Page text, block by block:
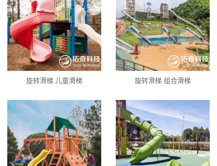
旋转滑梯 儿童滑梯 旋转滑梯 组合滑梯